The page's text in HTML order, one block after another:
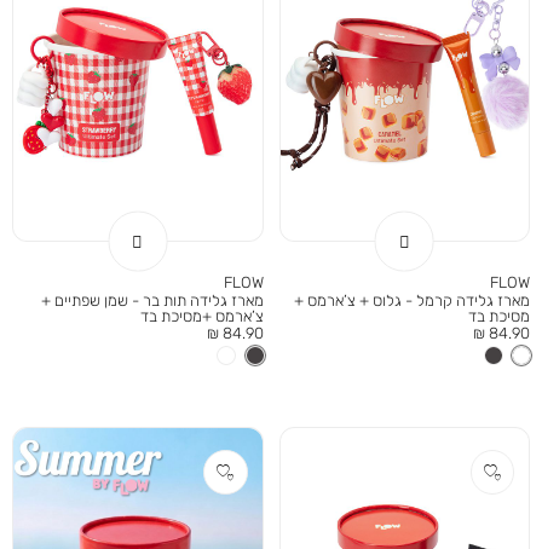
FLOW
מארז גלידה קרמל - גלוס + צ’ארמס +
מסיכת בד
מחיר
מוצר
84.90 ₪
FLOW
מארז גלידה תות בר - שמן שפתיים +
צ’ארמס +מסיכת בד
מחיר
מוצר
84.90 ₪